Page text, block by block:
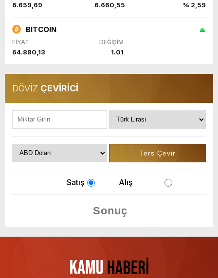
6.659,69 6.660,55 % 2,59
BITCOIN
FİYAT DEĞİŞİM
64.880,13 1.01
DÖVİZ ÇEVİRİCİ
Satış Alış